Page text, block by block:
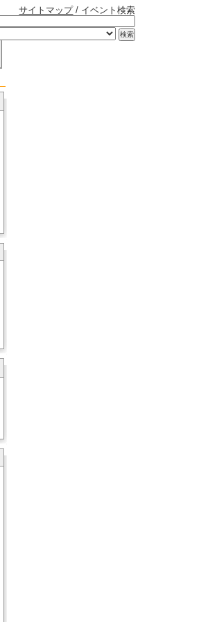
サイトマップ/ イベント検索